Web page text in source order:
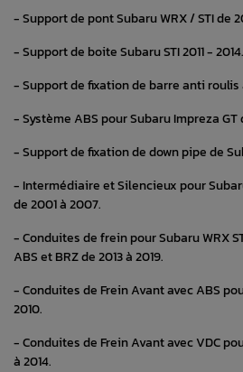
- Support de pont Subaru WRX / STI de
- Support de boite Subaru STI 2011 - 2014.
- Support de fixation de barre anti
- Système ABS pour Subaru Impreza GT
- Support de fixation de down pipe de
- Intermédiaire et Silencieux pour
de 2001 à 2007.
- Conduites de frein pour Subaru WRX
ABS et BRZ de 2013 à 2019.
- Conduites de Frein Avant avec ABS
2010.
- Conduites de Frein Avant avec VDC
à 2014.